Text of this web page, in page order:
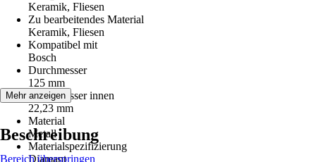
Keramik, Fliesen
Zu bearbeitendes Material
Keramik, Fliesen
Kompatibel mit
Bosch
Durchmesser
125 mm
Durchmesser innen
22,23 mm
Material
Metall
Materialspezifizierung
Diamant
Mehr anzeigen
Beschreibung
Bereich überspringen